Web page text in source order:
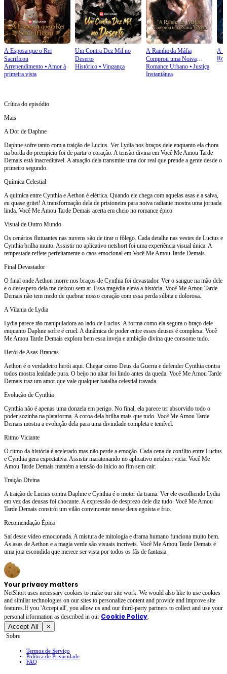
A Esposa que o Rei
Sacrificou
Arrependimento ⦁Amor à
primeira vista
Um Contra Dez Mil no
Deserto
Histórico⦁ Vingança
A Rainha da Máfia
Comprou uma Noiva
Virgem
Romance Urbano⦁ Justiça
Instantânea
A
Crítica do episódio
Mais
A Dor de Daphne
Daphne sofre tanto com a traição de Lucius. Ver Lydia nos braços dele enquanto ela chora
na borda do precipício foi de partir o coração. A tensão divina em Você Me Amou Tarde
Demais está inacreditável. A atuação dela transmite uma dor real que prende a gente desde o
primeiro segundo.
Química Celestial
A química entre Cynthia e Aethon é elétrica. Quando ele chega com aquelas asas e a salva,
eu quase gritei! A transformação dela de prisioneira para noiva radiante mostra uma jornada
linda. Você Me Amou Tarde Demais acerta em cheio no romance épico.
Visual de Outro Mundo
Os cenários flutuantes nas nuvens são de tirar o fôlego. Cada detalhe nas vestes de Lucius e
Cynthia brilha muito. Assistir no aplicativo netshort foi uma experiência visual única. A
tempestade reflete perfeitamente o caos emocional em Você Me Amou Tarde Demais.
Final Devastador
O final onde Aethon morre nos braços de Cynthia foi devastador. Ver o sangue na mão dele
e o desespero dela me deixou sem ar. Essa tragédia eleva a história. Você Me Amou Tarde
Demais não tem medo de quebrar nosso coração com essa perda súbita e dolorosa.
A Vilania de Lydia
Lydia parece tão manipuladora ao lado de Lucius. A forma como ela segura o braço dele
enquanto Daphne sofre é cruel. A dinâmica de poder entre esses deuses é complexa. Você
Me Amou Tarde Demais explora bem essa inveja e ambição divina que consome tudo.
Herói de Asas Brancas
Aethon é o verdadeiro herói aqui. Chegar como Deus da Guerra e defender Cynthia contra
todos mostra lealdade pura. O beijo no altar foi lindo antes da queda. Você Me Amou Tarde
Demais traz um amor que vale qualquer batalha celestial travada.
Evolução de Cynthia
Cynthia não é apenas uma donzela em perigo. No final, ela parece ter absorvido todo o
poder sozinha na plataforma. A coroa dela brilha mais que tudo. Você Me Amou Tarde
Demais mostra a evolução dela para uma divindade completa e temível.
Ritmo Viciante
O ritmo da história é acelerado mas não perde a emoção. Cada cena de conflito entre Lucius
e Cynthia gera expectativa. Assistir maratonando no aplicativo netshort vicia. Você Me
Amou Tarde Demais mantém a tensão do início ao fim sem cair.
Traição Divina
A traição de Lucius contra Daphne e Cynthia é o motor da trama. Ver ele escolhendo Lydia
em vez das deusas foi chocante. A expressão de desprezo dele diz tudo. Você Me Amou
Tarde Demais constrói um vilão convincente nesse deus egoísta e frio.
Recomendação Épica
Saí desse vídeo emocionada. A mistura de mitologia e drama humano funciona muito bem.
As asas de Aethon e a magia verde são visuais incríveis. Você Me Amou Tarde Demais é
uma joia escondida que merece ser vista por todos os fãs de fantasia.
Your privacy matters
NetShort uses necessary cookies to make our site work. We would also like to use cookies
and similar technologies on our sites to personalize content and provide and improve site
features.If you 'Accept all', you allow us and our third-party partners to collect and use your
personal irformation as described in our Cookie Policy.
Accept All ×
Sobre
Termos de Serviço
Política de Privacidade
FAQ